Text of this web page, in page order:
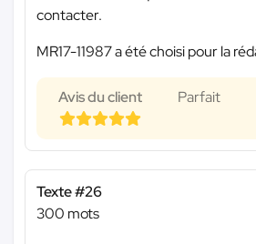
contacter.
MR17-11987 a été choisi pour la
Avis du client Parfait
Texte #26
300 mots